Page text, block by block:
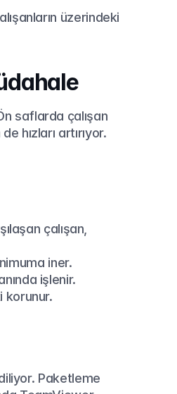
üzerindeki
saflarda çalışan
hızları artırıyor.
çalışan,
iner.
işlenir.
korunur.
Paketleme